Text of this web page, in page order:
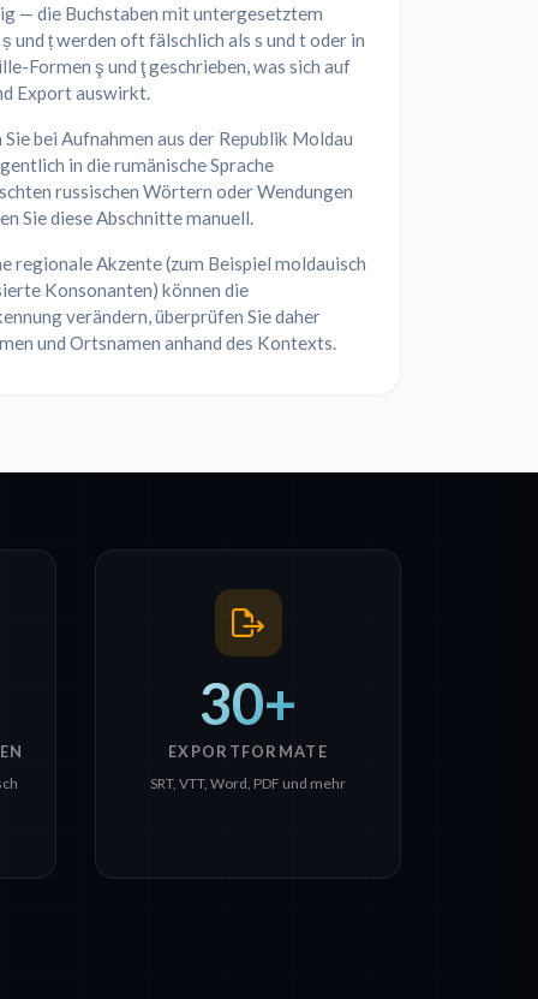
— die Buchstaben mit untergesetztem
und ț werden oft fälschlich als s und t oder in
Formen ş und ţ geschrieben, was sich auf
Export auswirkt.
Sie bei Aufnahmen aus der Republik Moldau
in die rumänische Sprache
russischen Wörtern oder Wendungen
Sie diese Abschnitte manuell.
regionale Akzente (zum Beispiel moldauisch
Konsonanten) können die
verändern, überprüfen Sie daher
und Ortsnamen anhand des Kontexts.
30+
EXPORTFORMATE
SRT, VTT, Word, PDF und mehr